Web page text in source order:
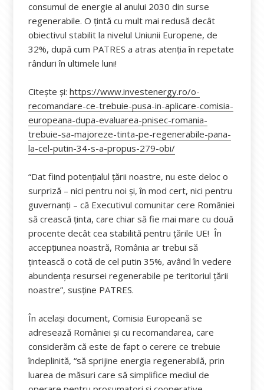
consumul de energie al anului 2030 din surse
regenerabile. O țintă cu mult mai redusă decât
obiectivul stabilit la nivelul Uniunii Europene, de
32%, după cum PATRES a atras atenția în repetate
rânduri în ultimele luni!
Citește și:https://www.investenergy.ro/o-
recomandare-ce-trebuie-pusa-in-aplicare-comisia-
europeana-dupa-evaluarea-pnisec-romania-
trebuie-sa-majoreze-tinta-pe-regenerabile-pana-
la-cel-putin-34-s-a-propus-279-obi/
“Dat fiind potențialul țării noastre, nu este deloc o
surpriză – nici pentru noi și, în mod cert, nici pentru
guvernanți – că Executivul comunitar cere României
să crească ținta, care chiar să fie mai mare cu două
procente decât cea stabilită pentru țările UE! În
accepțiunea noastră, România ar trebui să
țintească o cotă de cel putin 35%, având în vedere
abundența resursei regenerabile pe teritoriul țării
noastre”, susține PATRES.
În același document, Comisia Europeană se
adresează României și cu recomandarea, care
considerăm că este de fapt o cerere ce trebuie
îndeplinită, “să sprijine energia regenerabilă, prin
luarea de măsuri care să simplifice mediul de